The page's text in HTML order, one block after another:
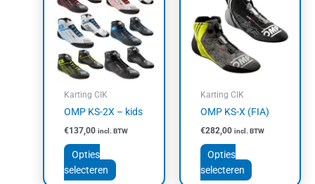
Karting CIK
OMP KS-2X – kids
€137,00 incl. BTW
Opties
selecteren
heeft
meerdere
variaties.
Deze
optie
worden
op
productpagina
Karting CIK
OMP KS-X (FIA)
€282,00 incl. BTW
Opties
selecteren
heeft
meerdere
variaties.
Deze
optie
worden
op